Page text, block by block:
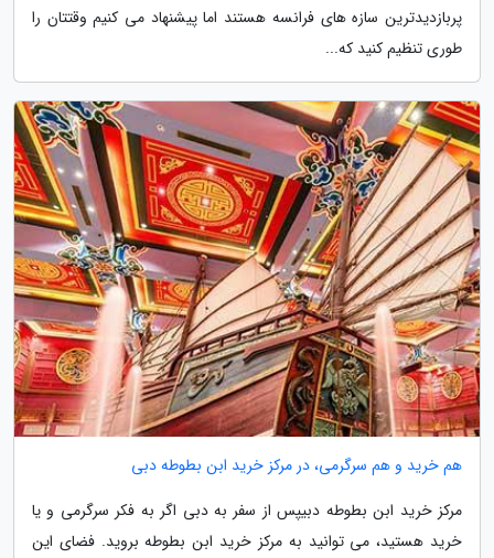
پربازدیدترین سازه های فرانسه هستند اما پیشنهاد می کنیم وقتتان را
طوری تنظیم کنید که...
هم خرید و هم سرگرمی، در مرکز خرید ابن بطوطه دبی
مرکز خرید ابن بطوطه دبیپس از سفر به دبی اگر به فکر سرگرمی و یا
خرید هستید، می توانید به مرکز خرید ابن بطوطه بروید. فضای این